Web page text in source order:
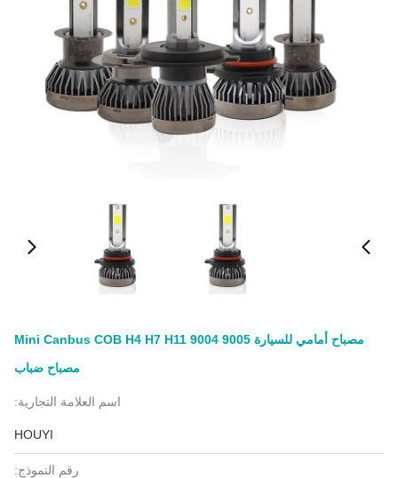
مصباح أمامي للسيارة Mini Canbus COB H4 H7 H11 9004 9005
مصباح ضباب
اسم العلامة التجارية:
HOUYI
رقم النموذج: